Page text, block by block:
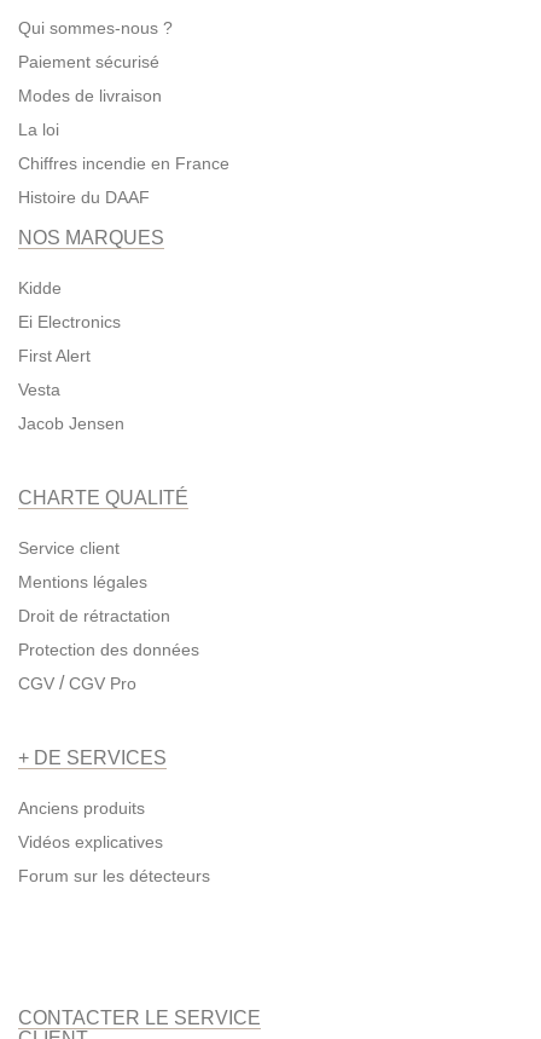
Qui sommes-nous ?
Paiement sécurisé
Modes de livraison
La loi
Chiffres incendie en France
Histoire du DAAF
NOS MARQUES
Kidde
Ei Electronics
First Alert
Vesta
Jacob Jensen
CHARTE QUALITÉ
Service client
Mentions légales
Droit de rétractation
Protection des données
CGV /CGV Pro
+ DE SERVICES
Anciens produits
Vidéos explicatives
Forum sur les détecteurs
CONTACTER LE SERVICE